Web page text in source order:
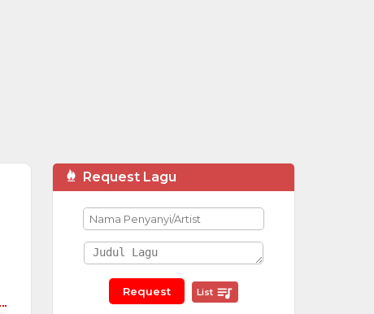
Request Lagu
List